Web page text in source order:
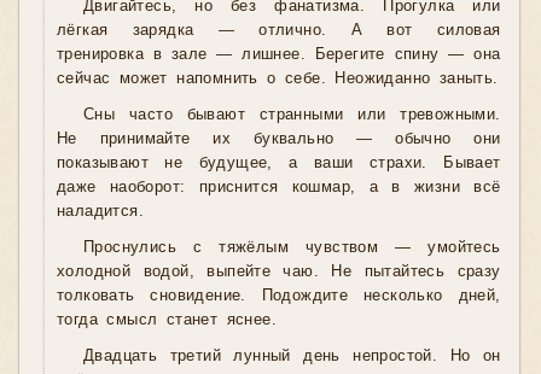
Двигайтесь, но без фанатизма. Прогулка или
лёгкая зарядка — отлично. А вот силовая
тренировка в зале — лишнее. Берегите спину — она
сейчас может напомнить о себе. Неожиданно заныть.
Сны часто бывают странными или тревожными.
Не принимайте их буквально — обычно они
показывают не будущее, а ваши страхи. Бывает
даже наоборот: приснится кошмар, а в жизни всё
наладится.
Проснулись с тяжёлым чувством — умойтесь
холодной водой, выпейте чаю. Не пытайтесь сразу
толковать сновидение. Подождите несколько дней,
тогда смысл станет яснее.
Двадцать третий лунный день непростой. Но он